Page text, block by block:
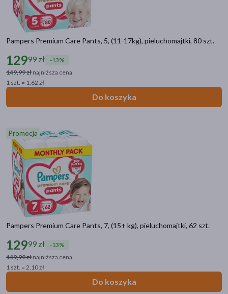
Pampers Premium Care Pants, 5, (11-17kg), pieluchomajtki, 80 szt.
12999 zł
-13%
149,99 zł najniższa cena
1 szt. = 1,62 zł
Do koszyka
Promocja
Pampers Premium Care Pants, 7, (15+ kg), pieluchomajtki, 62 szt.
12999 zł
-13%
149,99 zł najniższa cena
1 szt. = 2,10 zł
Do koszyka